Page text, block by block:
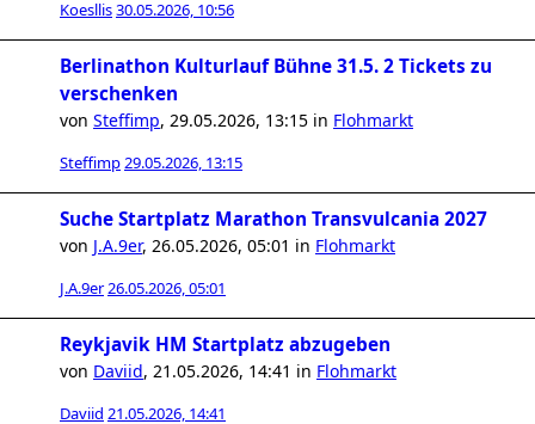
Koesllis30.05.2026, 10:56
Berlinathon Kulturlauf Bühne 31.5. 2 Tickets zu
verschenken
von Steffimp, 29.05.2026, 13:15 in Flohmarkt
Steffimp29.05.2026, 13:15
Suche Startplatz Marathon Transvulcania 2027
von J.A.9er, 26.05.2026, 05:01 in Flohmarkt
J.A.9er26.05.2026, 05:01
Reykjavik HM Startplatz abzugeben
von Daviid, 21.05.2026, 14:41 in Flohmarkt
Daviid 21.05.2026, 14:41